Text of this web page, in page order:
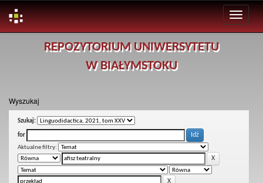
REPOZYTORIUM UNIWERSYTETU
W BIAŁYMSTOKU
Wyszukaj
Szukaj:
for
Aktualne filtry: